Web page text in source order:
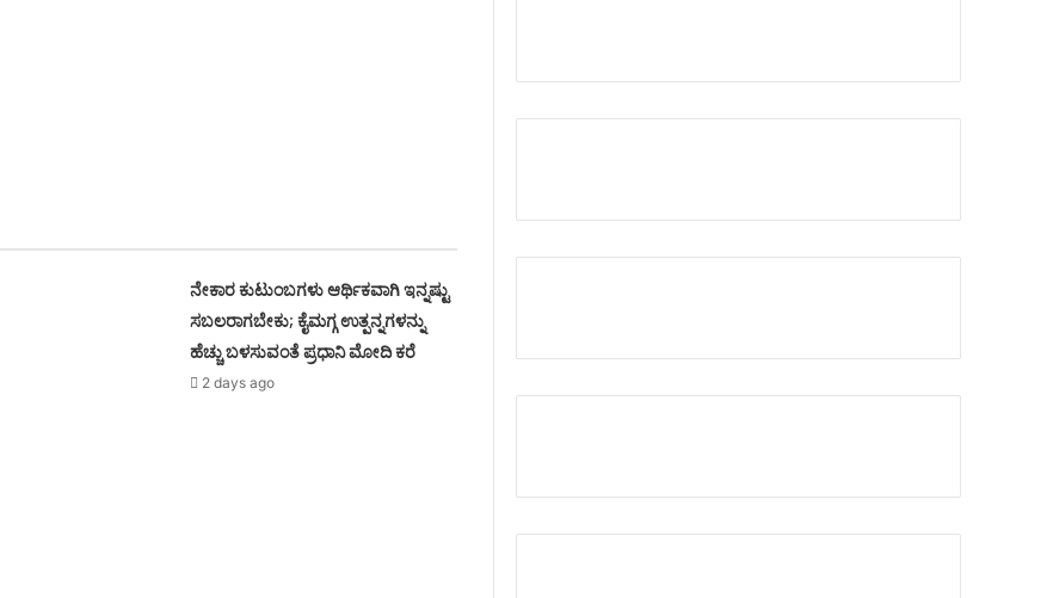
ನೇಕಾರ ಕುಟುಂಬಗಳು ಆರ್ಥಿಕವಾಗಿ ಇನ್ನಷ್ಟು
ಸಬಲರಾಗಬೇಕು; ಕೈಮಗ್ಗ ಉತ್ಪನ್ನಗಳನ್ನು
ಹೆಚ್ಚು ಬಳಸುವಂತೆ ಪ್ರಧಾನಿ ಮೋದಿ ಕರೆ
2 days ago